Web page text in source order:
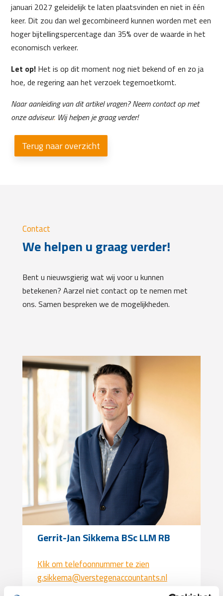
januari 2027 geleidelijk te laten plaatsvinden en niet in één
keer. Dit zou dan wel gecombineerd kunnen worden met een
hoger bijtellingspercentage dan 35% over de waarde in het
economisch verkeer.
Let op! Het is op dit moment nog niet bekend of en zo ja
hoe, de regering aan het verzoek tegemoetkomt.
Naar aanleiding van dit artikel vragen? Neem contact op met
onze adviseur. Wij helpen je graag verder!
Terug naar overzicht
Contact
We helpen u graag verder!
Bent u nieuwsgierig wat wij voor u kunnen
betekenen? Aarzel niet contact op te nemen met
ons. Samen bespreken we de mogelijkheden.
Gerrit-Jan Sikkema BSc LLM RB
Klik om telefoonnummer te zien
g.sikkema@verstegenaccountants.nl